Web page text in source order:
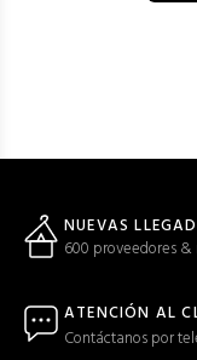
NUEVAS
600 proveedores &
ATENCIÓN AL
Contáctanos por